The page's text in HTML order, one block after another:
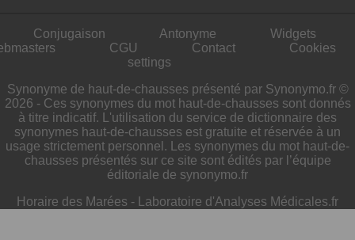
Conjugaison Antonyme
Widgets
CGU Contact
Cookies
settings
Synonyme de haut-de-chausses présenté par Synonymo.fr ©
2026 - Ces synonymes du mot haut-de-chausses sont donnés
à titre indicatif. L'utilisation du service de dictionnaire des
synonymes haut-de-chausses est gratuite et réservée à un
usage strictement personnel. Les synonymes du mot haut-de-
chausses présentés sur ce site sont édités par l’équipe
éditoriale de synonymo.fr
Horaire des Marées - Laboratoire d'Analyses Médicales.fr